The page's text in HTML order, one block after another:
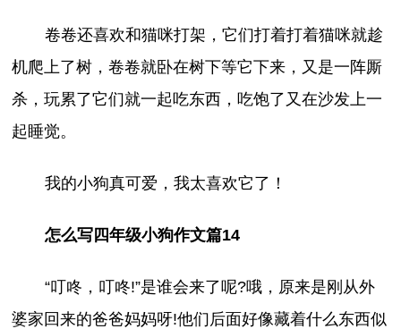
卷卷还喜欢和猫咪打架，它们打着打着猫咪就趁
机爬上了树，卷卷就卧在树下等它下来，又是一阵厮
杀，玩累了它们就一起吃东西，吃饱了又在沙发上一
起睡觉。
我的小狗真可爱，我太喜欢它了！
怎么写四年级小狗作文篇14
“叮咚，叮咚!”是谁会来了呢?哦，原来是刚从外
婆家回来的爸爸妈妈呀!他们后面好像藏着什么东西似